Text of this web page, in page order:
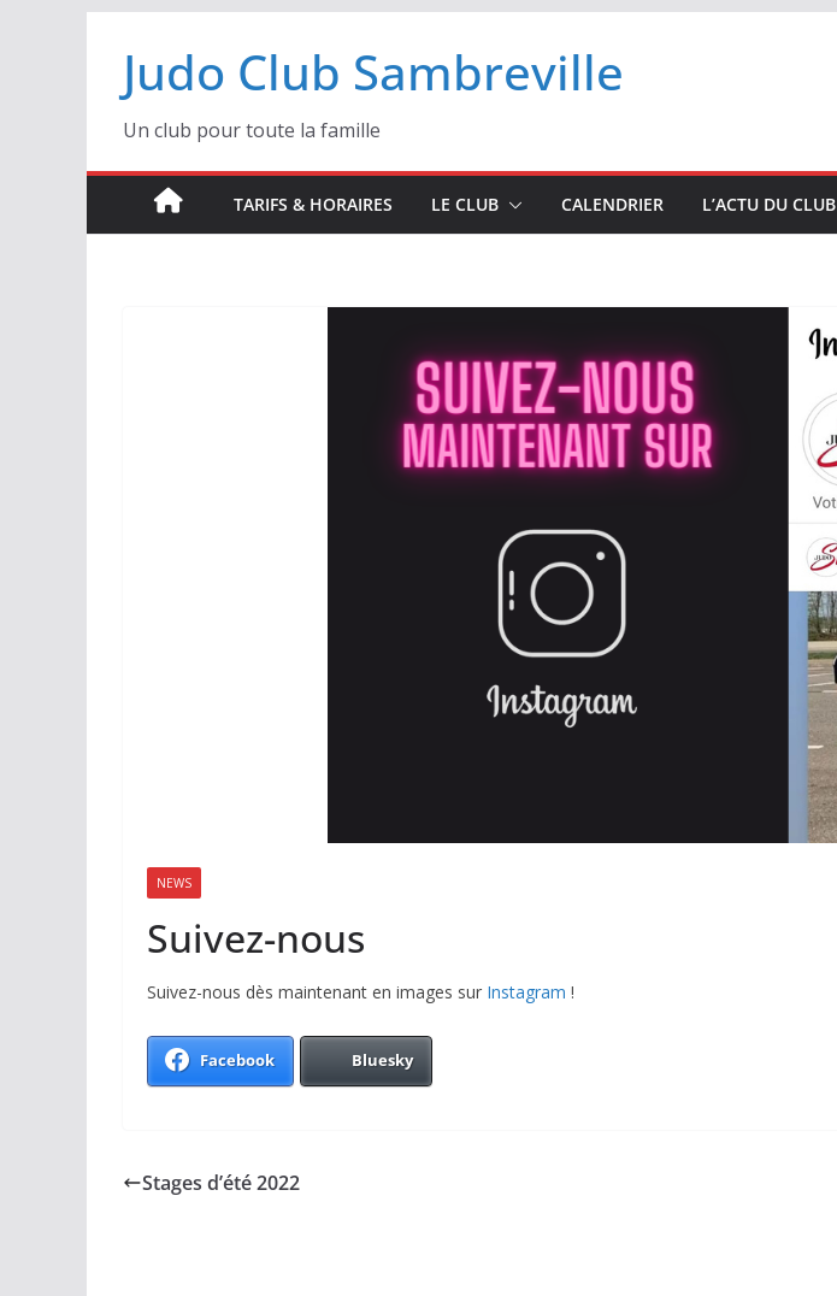
contenu
Judo Club Sambreville
Un club pour toute la famille
TARIFS & HORAIRES LE CLUB CALENDRIER L’ACTU DU CLUB
NEWS
Suivez-nous
Suivez-nous dès maintenant en images sur Instagram !
Facebook Bluesky
Stages d’été 2022